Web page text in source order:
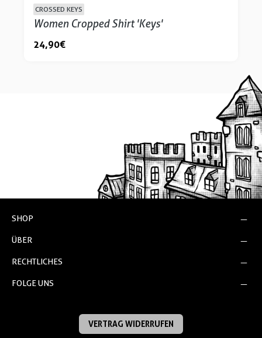
CROSSED KEYS
Women Cropped Shirt 'Keys'
24,90 €
SHOP
ÜBER
RECHTLICHES
FOLGE UNS
VERTRAG WIDERRUFEN